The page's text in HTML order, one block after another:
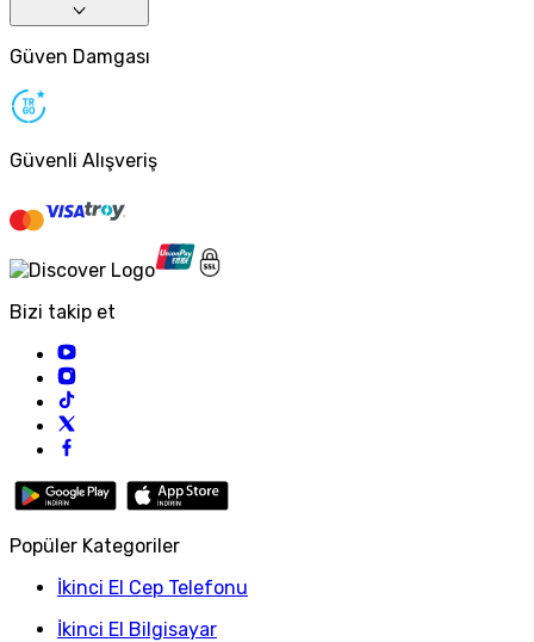
Güven Damgası
Güvenli Alışveriş
Bizi takip et
Popüler Kategoriler
İkinci El Cep Telefonu
İkinci El Bilgisayar